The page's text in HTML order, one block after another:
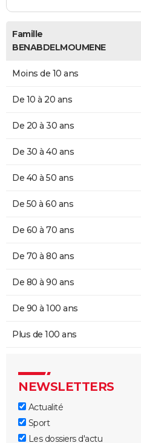
Famille
BENABDELMOUMENE
Moins de 10 ans
De 10 à 20 ans
De 20 à 30 ans
De 30 à 40 ans
De 40 à 50 ans
De 50 à 60 ans
De 60 à 70 ans
De 70 à 80 ans
De 80 à 90 ans
De 90 à 100 ans
Plus de 100 ans
NEWSLETTERS
Actualité
Sport
Les dossiers d'actu